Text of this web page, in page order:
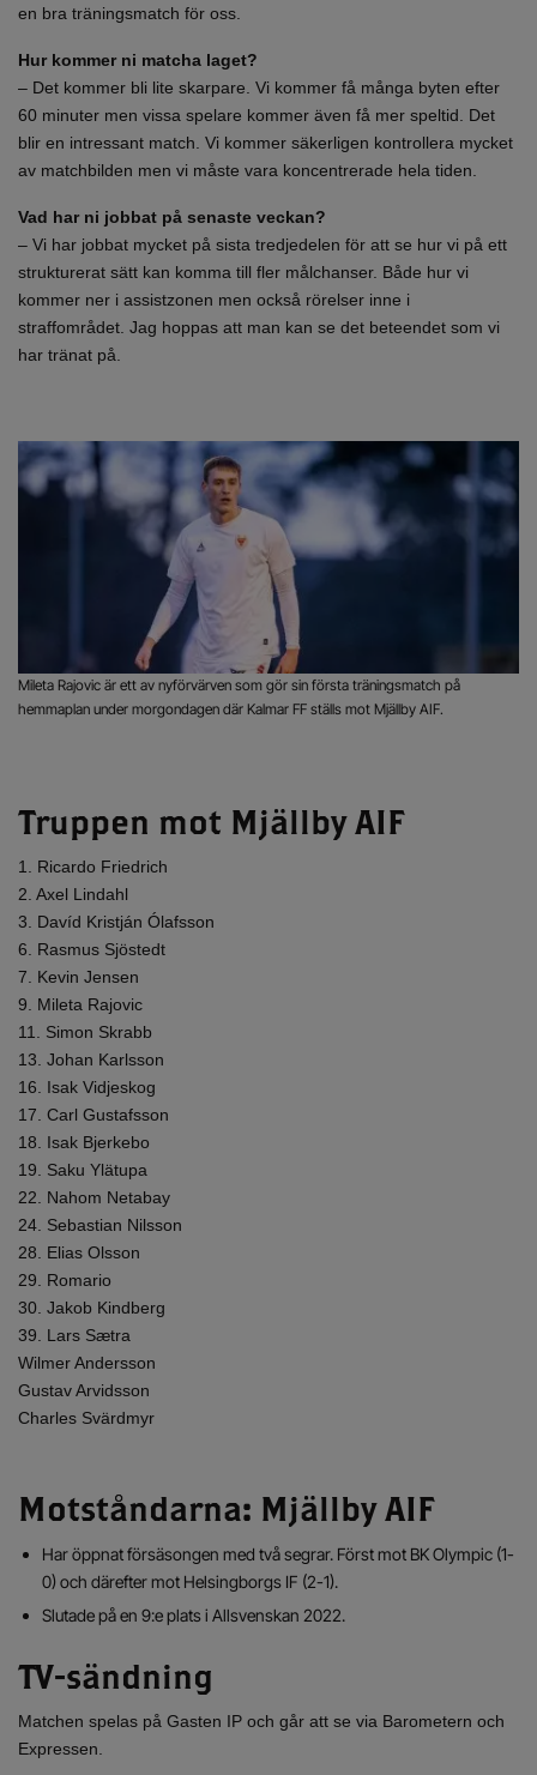
en bra träningsmatch för oss.
Hur kommer ni matcha laget?
– Det kommer bli lite skarpare. Vi kommer få många byten efter
60 minuter men vissa spelare kommer även få mer speltid. Det
blir en intressant match. Vi kommer säkerligen kontrollera mycket
av matchbilden men vi måste vara koncentrerade hela tiden.
Vad har ni jobbat på senaste veckan?
– Vi har jobbat mycket på sista tredjedelen för att se hur vi på ett
strukturerat sätt kan komma till fler målchanser. Både hur vi
kommer ner i assistzonen men också rörelser inne i
straffområdet. Jag hoppas att man kan se det beteendet som vi
har tränat på.
Mileta Rajovic är ett av nyförvärven som gör sin första träningsmatch på
hemmaplan under morgondagen där Kalmar FF ställs mot Mjällby AIF.
Truppen mot Mjällby AIF
1. Ricardo Friedrich
2. Axel Lindahl
3. Davíd Kristján Ólafsson
6. Rasmus Sjöstedt
7. Kevin Jensen
9. Mileta Rajovic
11. Simon Skrabb
13. Johan Karlsson
16. Isak Vidjeskog
17. Carl Gustafsson
18. Isak Bjerkebo
19. Saku Ylätupa
22. Nahom Netabay
24. Sebastian Nilsson
28. Elias Olsson
29. Romario
30. Jakob Kindberg
39. Lars Sætra
Wilmer Andersson
Gustav Arvidsson
Charles Svärdmyr
Motståndarna: Mjällby AIF
Har öppnat försäsongen med två segrar. Först mot BK Olympic (1-
0) och därefter mot Helsingborgs IF (2-1).
Slutade på en 9:e plats i Allsvenskan 2022.
TV-sändning
Matchen spelas på Gasten IP och går att se via Barometern och
Expressen.